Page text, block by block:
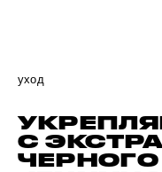
уход
С